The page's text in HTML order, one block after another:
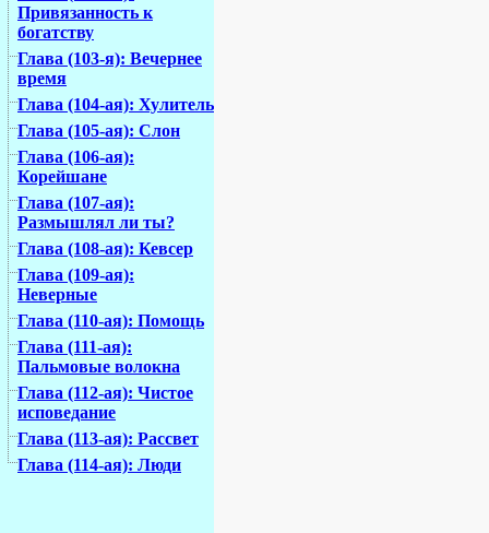
Привязанность к
богатству
Глава (103-я): Вечернее
время
Глава (104-ая): Хулитель
Глава (105-ая): Слон
Глава (106-ая):
Корейшане
Глава (107-ая):
Размышлял ли ты?
Глава (108-ая): Кевсер
Глава (109-ая):
Неверные
Глава (110-ая): Помощь
Глава (111-ая):
Пальмовые волокна
Глава (112-ая): Чистое
исповедание
Глава (113-ая): Рассвет
Глава (114-ая): Люди